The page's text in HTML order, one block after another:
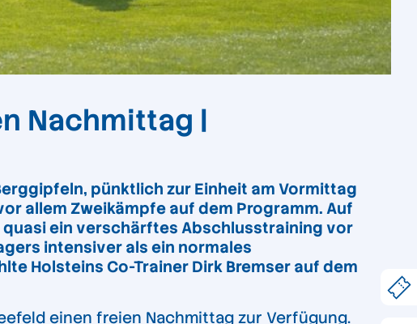
Nachmittag |
pünktlich zur Einheit am Vormittag
allem Zweikämpfe auf dem Programm. Auf
quasi ein verschärftes Abschlusstraining vor
intensiver als ein normales
Holsteins Co-Trainer Dirk Bremser auf dem
einen freien Nachmittag zur Verfügung.